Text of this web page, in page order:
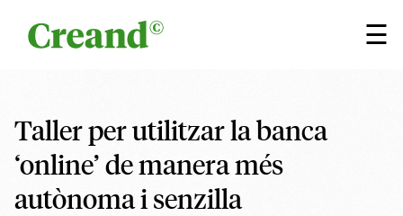
☰
×
Taller per utilitzar la banca
‘online’ de manera més
autònoma i senzilla